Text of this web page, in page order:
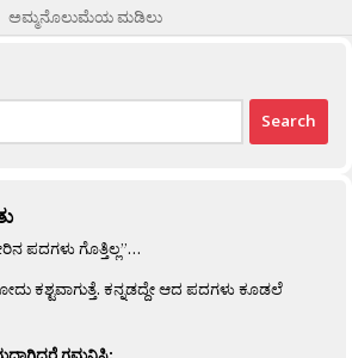
ಅಮ್ಮನೊಲುಮೆಯ ಮಡಿಲು
ಪದಗಳು ಗೊತ್ತಿಲ್ಲ”…
ಕಶ್ಟವಾಗುತ್ತೆ. ಕನ್ನಡದ್ದೇ ಆದ ಪದಗಳು ಕೂಡಲೆ